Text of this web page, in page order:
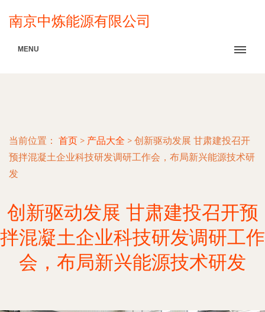
南京中炼能源有限公司
MENU
当前位置： 首页 > 产品大全 > 创新驱动发展 甘肃建投召开
预拌混凝土企业科技研发调研工作会，布局新兴能源技术研
发
创新驱动发展 甘肃建投召开预
拌混凝土企业科技研发调研工作
会，布局新兴能源技术研发